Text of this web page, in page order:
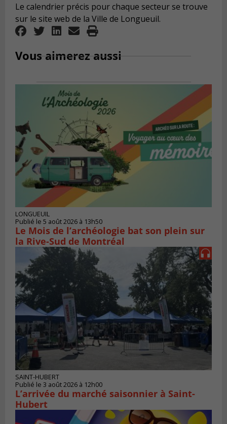
Le calendrier précis pour chaque secteur se trouve
sur le site web de la Ville de Longueuil.
Vous aimerez aussi
LONGUEUIL
Publié le 5 août 2026 à 13h50
Le Mois de l’archéologie bat son plein sur
la Rive-Sud de Montréal
SAINT-HUBERT
Publié le 3 août 2026 à 12h00
L’arrivée du marché saisonnier à Saint-
Hubert